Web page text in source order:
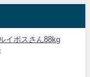
イボスさん88kg